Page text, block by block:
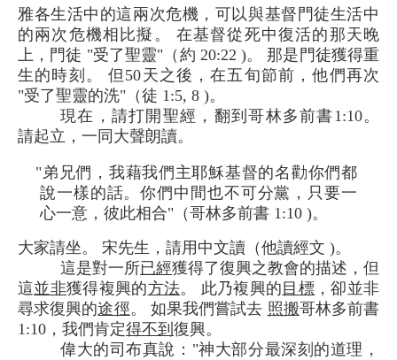
雅各生活中的這兩次危機，可以與基督門徒生活中
的兩次危機相比擬。 在基督從死中復活的那天晚
上，門徒 "受了聖靈"（約 20:22 )。 那是門徒獲得重
生的時刻。 但50天之後，在五旬節前，他們再次
"受了聖靈的洗"（徒 1:5, 8 )。
現在，請打開聖經，翻到哥林多前書1:10。
請起立，一同大聲朗讀。
"弟兄們，我藉我們主耶穌基督的名勸你們都
說一樣的話。你們中間也不可分黨，只要一
心一意，彼此相合"（哥林多前書 1:10 )。
大家請坐。 宋先生，請用中文讀（他讀經文 )。
這是對一所已經獲得了復興之教會的描述，但
這並非獲得複興的方法。 此乃複興的 目標 ，卻並非
尋求復興的途徑。 如果我們嘗試去 照搬哥林多前書
1:10，我們肯定得不到 復興。
偉大的司布真說："神大部分最深刻的道理，